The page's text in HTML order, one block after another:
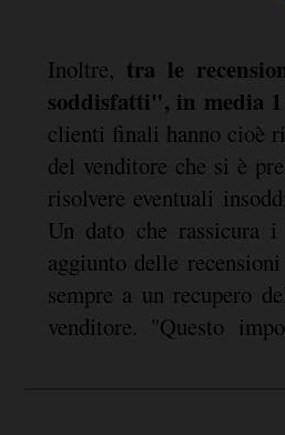
Inoltre, tra le
soddisfatti", in media
clienti finali hanno cioè
del venditore che si è
risolvere eventuali
Un dato che rassicura
aggiunto delle
sempre a un recupero
venditore. "Questo